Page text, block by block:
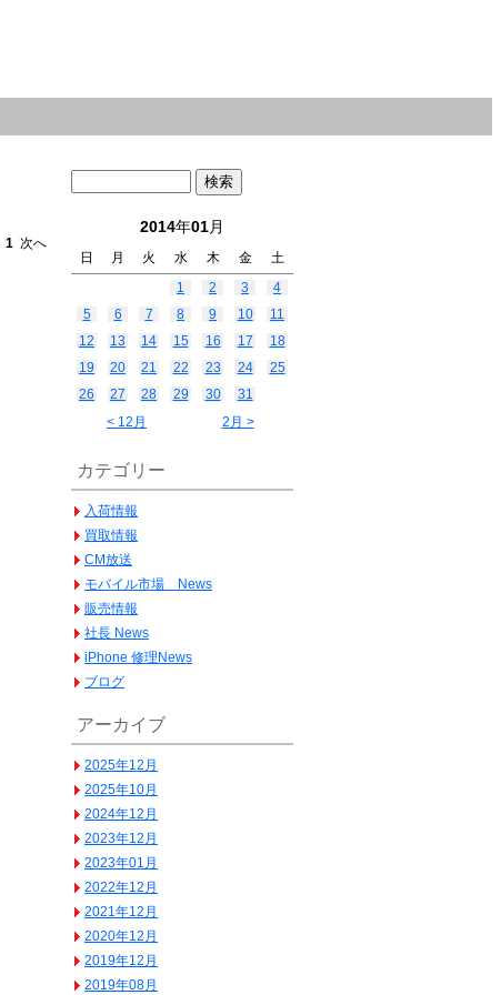
1 次へ
2014年01月
日 月 火 水 木 金
土
1
2 3
4
5
6 7 8 9 10
11
12
13 14 15 16 17
18
19
20 21 22 23 24
25
26
27 28 29 30
31
< 12月
2月 >
カテゴリー
入荷情報
買取情報
CM放送
モバイル市場 News
販売情報
社長 News
iPhone 修理News
ブログ
アーカイブ
2025年12月
2025年10月
2024年12月
2023年12月
2023年01月
2022年12月
2021年12月
2020年12月
2019年12月
2019年08月